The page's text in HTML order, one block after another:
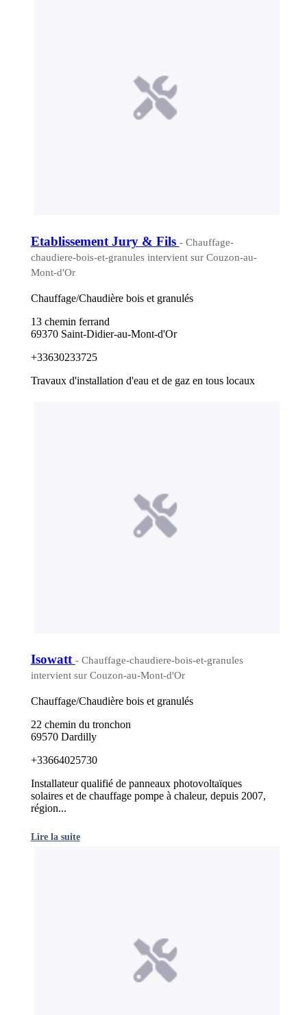
Etablissement Jury & Fils - Chauffage-
chaudiere-bois-et-granules intervient sur Couzon-au-
Mont-d'Or
Chauffage/Chaudière bois et granulés
13 chemin ferrand
69370 Saint-Didier-au-Mont-d'Or
+33630233725
Travaux d'installation d'eau et de gaz en tous locaux
Isowatt - Chauffage-chaudiere-bois-et-granules
intervient sur Couzon-au-Mont-d'Or
Chauffage/Chaudière bois et granulés
22 chemin du tronchon
69570 Dardilly
+33664025730
Installateur qualifié de panneaux photovoltaïques
solaires et de chauffage pompe à chaleur, depuis 2007,
région...
Lire la suite